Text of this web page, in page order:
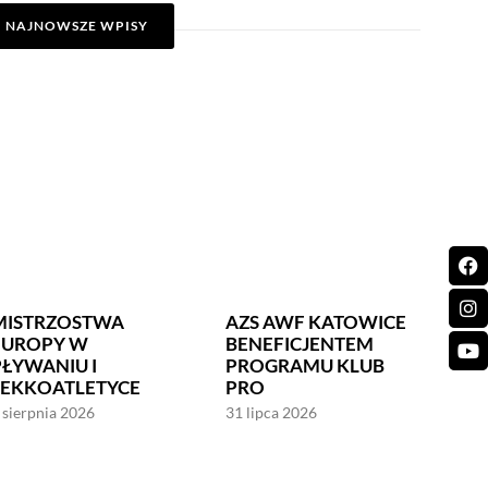
NAJNOWSZE WPISY
W
I
2026
AZS AWF KATOWICE
BENEFICJENTEM
PROGRAMU KLUB
PRO
31 lipca 2026